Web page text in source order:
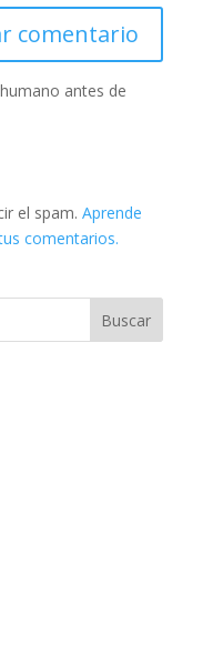
antes de
el spam. Aprende
comentarios.